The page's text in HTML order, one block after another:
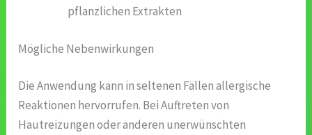
pflanzlichen Extrakten
Mögliche Nebenwirkungen
Die Anwendung kann in seltenen Fällen allergische
Reaktionen hervorrufen. Bei Auftreten von
Hautreizungen oder anderen unerwünschten